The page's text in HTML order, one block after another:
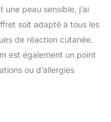
peau sensible, j’ai
soit adapté à tous les
de réaction cutanée.
est également un point
ou d’allergies